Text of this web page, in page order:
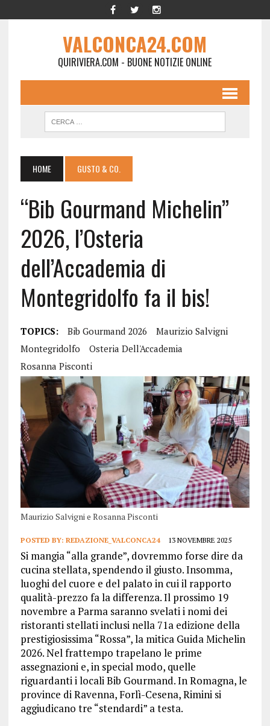
VALCONCA24.COM
QUIRIVIERA.COM - BUONE NOTIZIE ONLINE
HOME GUSTO & CO.
“Bib Gourmand Michelin”
2026, l’Osteria
dell’Accademia di
Montegridolfo fa il bis!
TOPICS: Bib Gourmand 2026
Maurizio Salvigni
Montegridolfo
Osteria Dell'Accademia
Rosanna Pisconti
Maurizio Salvigni e Rosanna Pisconti
POSTED BY: REDAZIONE_VALCONCA24 13 NOVEMBRE 2025
Si mangia “alla grande”, dovremmo forse dire da
cucina stellata, spendendo il giusto. Insomma,
luoghi del cuore e del palato in cui il rapporto
qualità-prezzo fa la differenza. Il prossimo 19
novembre a Parma saranno svelati i nomi dei
ristoranti stellati inclusi nella 71a edizione della
prestigiosissima “Rossa”, la mitica Guida Michelin
2026. Nel frattempo trapelano le prime
assegnazioni e, in special modo, quelle
riguardanti i locali Bib Gourmand. In Romagna, le
province di Ravenna, Forlì-Cesena, Rimini si
aggiudicano tre “stendardi” a testa.